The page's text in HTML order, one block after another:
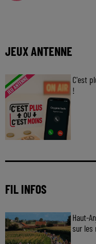
JEUX ANTENNE
C'est
!
FIL INFOS
Haut-
sur les